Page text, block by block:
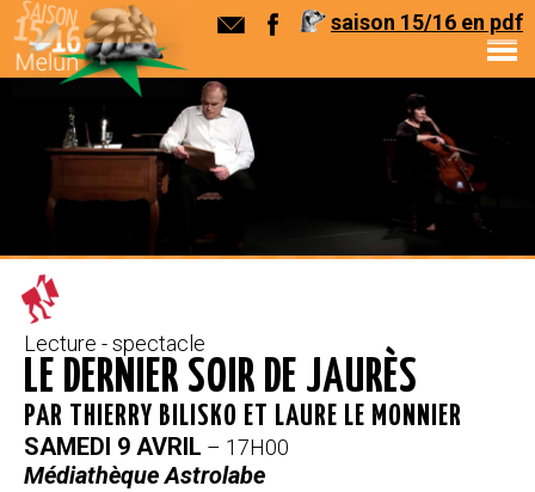
saison 15/16 en pdf
Lecture - spectacle
LE DERNIER SOIR DE JAURÈS
PAR THIERRY BILISKO ET LAURE LE MONNIER
SAMEDI 9 AVRIL – 17H00
Médiathèque Astrolabe